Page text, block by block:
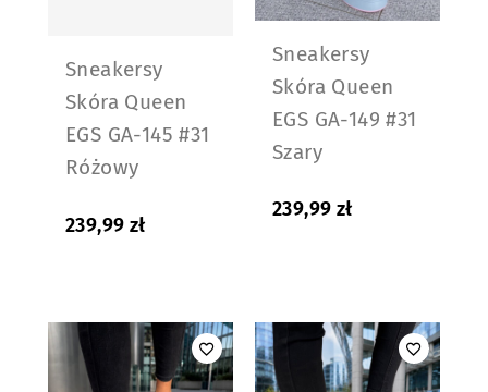
Sneakersy
Skóra Queen
EGS GA-145 #31
Różowy
239,99 zł
Sneakersy
Skóra Queen
EGS GA-149 #31
Szary
239,99 zł